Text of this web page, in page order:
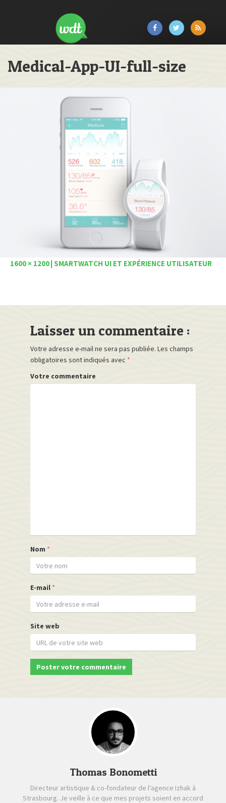
Medical-App-UI-full-size
1600 × 1200| SMARTWATCH UI ET EXPÉRIENCE UTILISATEUR
Laisser un commentaire :
Votre adresse e-mail ne sera pas publiée. Les champs
obligatoires sont indiqués avec *
Votre commentaire
Nom *
E-mail *
Site web
Thomas Bonometti
Directeur artistique & co-fondateur de l'agence Izhak à
Strasbourg. Je veille à ce que mes projets soient en accord